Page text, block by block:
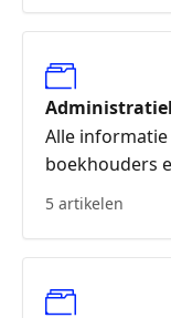
Alle
boekhouders
5 artikelen